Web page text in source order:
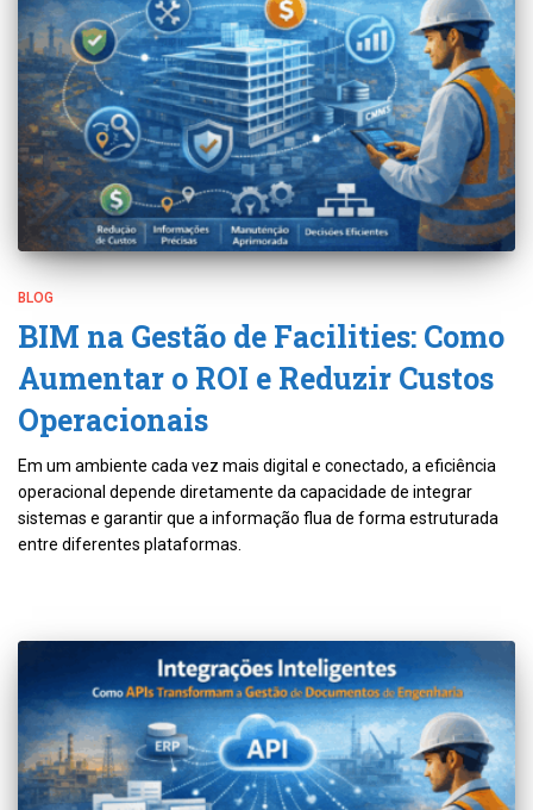
BLOG
BIM na Gestão de Facilities: Como
Aumentar o ROI e Reduzir Custos
Operacionais
Em um ambiente cada vez mais digital e conectado, a eficiência
operacional depende diretamente da capacidade de integrar
sistemas e garantir que a informação flua de forma estruturada
entre diferentes plataformas.